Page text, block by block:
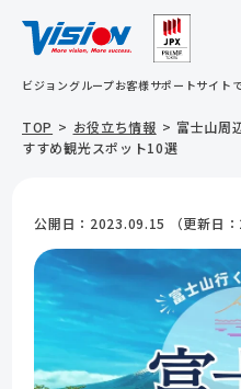
ビジョングループお客様サポートサイトで
TOP お役立ち情報
富士山周
すすめ観光スポット10選
公開日： 2023.09.15 （更新日：